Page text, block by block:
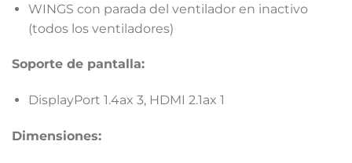
WINGS con parada del ventilador en inactivo
(todos los ventiladores)
Soporte de pantalla:
DisplayPort 1.4ax 3, HDMI 2.1ax 1
Dimensiones: